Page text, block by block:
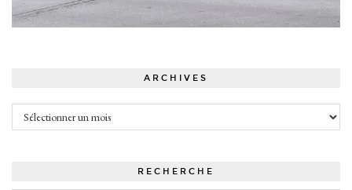
ARCHIVES
Archives
RECHERCHE